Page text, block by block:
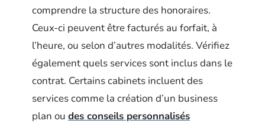
comprendre la structure des honoraires.
Ceux-ci peuvent être facturés au forfait, à
l’heure, ou selon d’autres modalités. Vérifiez
également quels services sont inclus dans le
contrat. Certains cabinets incluent des
services comme la création d’un business
plan ou des conseils personnalisés